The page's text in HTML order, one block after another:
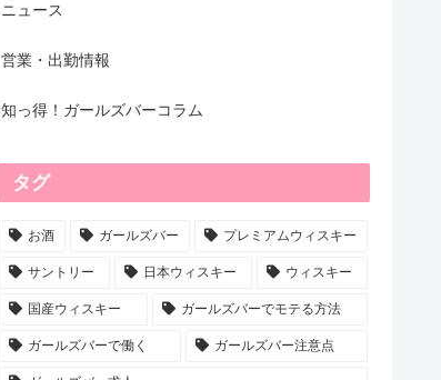
ニュース
営業・出勤情報
知っ得！ガールズバーコラム
タグ
お酒 ガールズバー プレミアムウィスキー
サントリー 日本ウィスキー ウィスキー
国産ウィスキー ガールズバーでモテる方法
ガールズバーで働く ガールズバー注意点